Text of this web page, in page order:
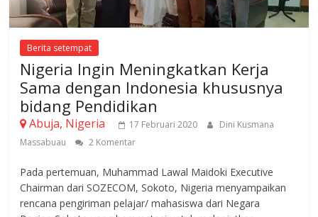
Berita setempat
Nigeria Ingin Meningkatkan Kerja
Sama dengan Indonesia khususnya
bidang Pendidikan
Abuja, Nigeria 17 Februari 2020
Dini Kusmana
Massabuau
2 Komentar
Pada pertemuan, Muhammad Lawal Maidoki Executive
Chairman dari SOZECOM, Sokoto, Nigeria menyampaikan
rencana pengiriman pelajar/ mahasiswa dari Negara